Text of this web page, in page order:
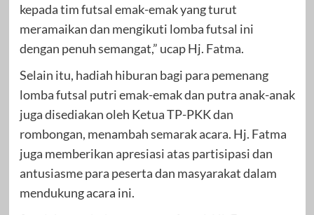
kepada tim futsal emak-emak yang turut
meramaikan dan mengikuti lomba futsal ini
dengan penuh semangat,” ucap Hj. Fatma.
Selain itu, hadiah hiburan bagi para pemenang
lomba futsal putri emak-emak dan putra anak-anak
juga disediakan oleh Ketua TP-PKK dan
rombongan, menambah semarak acara. Hj. Fatma
juga memberikan apresiasi atas partisipasi dan
antusiasme para peserta dan masyarakat dalam
mendukung acara ini.